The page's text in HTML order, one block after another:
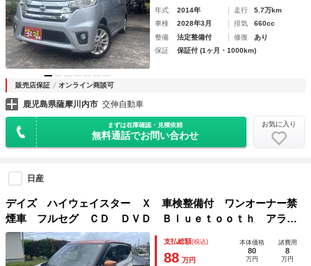
年式 2014年 走行
5.7万km
車検
2028年3月 排気
660cc
整備
法定整備付 修復
あり
保証
保証付 (1ヶ月・1000km)
販売店保証 オンライン商談可
鹿児島県薩摩川内市 交伸自動車
まずは在庫確認・見積依頼
無料通話でお問い合わせ
お気に入り
日産
デイズ ハイウェイスター Ｘ 車検整備付 ワンオーナー禁
煙車 フルセグ ＣＤ ＤＶＤ Ｂｌｕｅｔｏｏｔｈ アラウ
ンドビューモニター ＥＴＣ ＬＥＤヘッドライト
支払総額(税込)
88 万円
本体価格
80
万円
諸費用
8
万円